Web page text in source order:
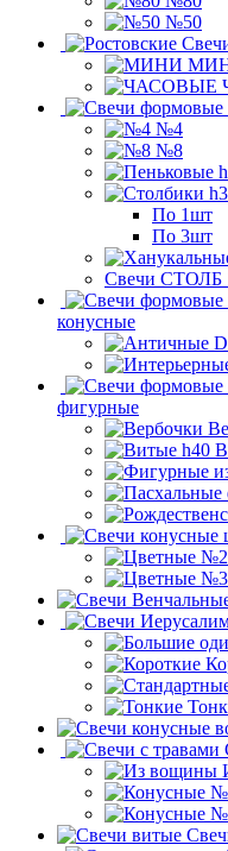
№50
№4
№8
По 1шт
По 3шт
Свечи СТОЛБ
конусные
фигурные